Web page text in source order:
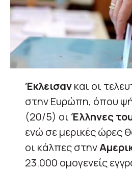
Έκλεισανκαι οι
στην Ευρώπη, όπου
(20/5) οιΈλληνες
ενώ σε μερικές ώρες
οι κάλπες στην
23.000 ομογενείς